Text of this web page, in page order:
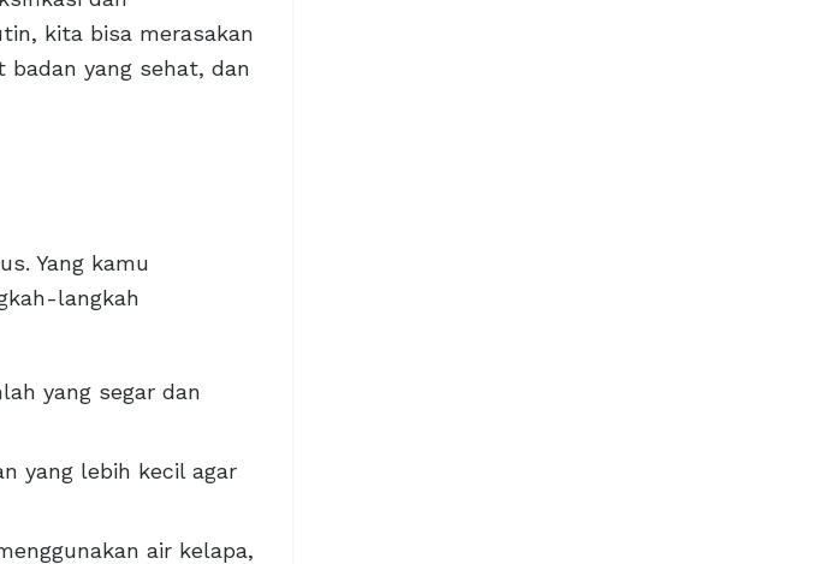
kita bisa merasakan
badan yang sehat, dan
Yang kamu
langkah
yang segar dan
yang lebih kecil agar
air kelapa,